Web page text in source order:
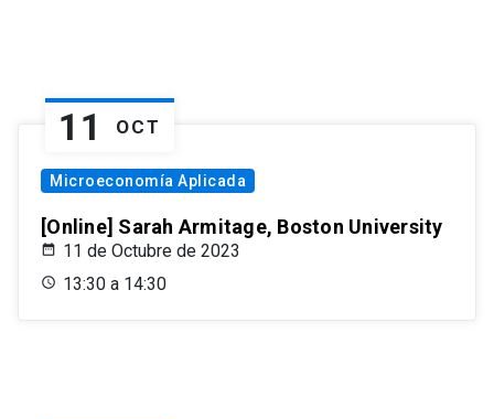
11 OCT
Microeconomía Aplicada
[Online] Sarah Armitage, Boston University
11 de Octubre de 2023
13:30 a 14:30